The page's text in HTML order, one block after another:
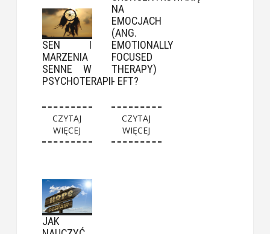
SEN I
MARZENIA
SENNE W
PSYCHOTERAPII
CZYTAJ
WIĘCEJ
NA
EMOCJACH
(ANG.
EMOTIONALLY
FOCUSED
THERAPY)
- EFT?
CZYTAJ
WIĘCEJ
JAK